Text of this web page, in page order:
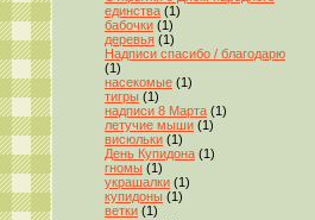
единства (1)
бабочки (1)
деревья (1)
Надписи спасибо / благодарю
(1)
насекомые (1)
тигры (1)
надписи 8 Марта (1)
летучие мыши (1)
висюльки (1)
День Купидона (1)
гномы (1)
украшалки (1)
купидоны (1)
ветки (1)